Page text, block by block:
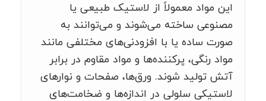
این مواد معمولاً از لاستیک طبیعی یا
مصنوعی ساخته می‌شوند و می‌توانند به
صورت ساده یا با افزودنی‌های مختلفی مانند
مواد رنگی، پرکننده‌ها و مواد مقاوم در برابر
آتش تولید شوند. ورق‌ها، صفحات و نوارهای
لاستیکی سلولی در اندازه‌ها و ضخامت‌های